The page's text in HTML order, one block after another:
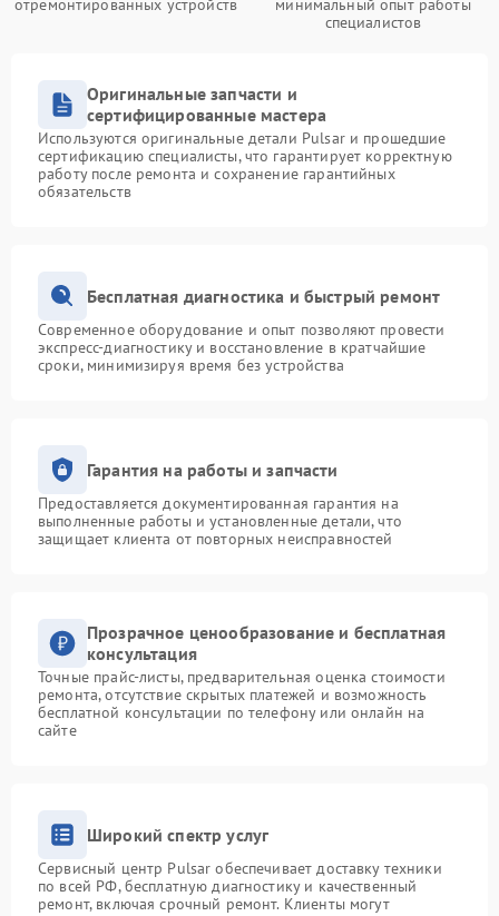
отремонтированных устройств
минимальный опыт работы
специалистов
Оригинальные запчасти и
сертифицированные мастера
Используются оригинальные детали Pulsar и прошедшие
сертификацию специалисты, что гарантирует корректную
работу после ремонта и сохранение гарантийных
обязательств
Бесплатная диагностика и быстрый ремонт
Современное оборудование и опыт позволяют провести
экспресс-диагностику и восстановление в кратчайшие
сроки, минимизируя время без устройства
Гарантия на работы и запчасти
Предоставляется документированная гарантия на
выполненные работы и установленные детали, что
защищает клиента от повторных неисправностей
Прозрачное ценообразование и бесплатная
консультация
Точные прайс-листы, предварительная оценка стоимости
ремонта, отсутствие скрытых платежей и возможность
бесплатной консультации по телефону или онлайн на
сайте
Широкий спектр услуг
Сервисный центр Pulsar обеспечивает доставку техники
по всей РФ, бесплатную диагностику и качественный
ремонт, включая срочный ремонт. Клиенты могут